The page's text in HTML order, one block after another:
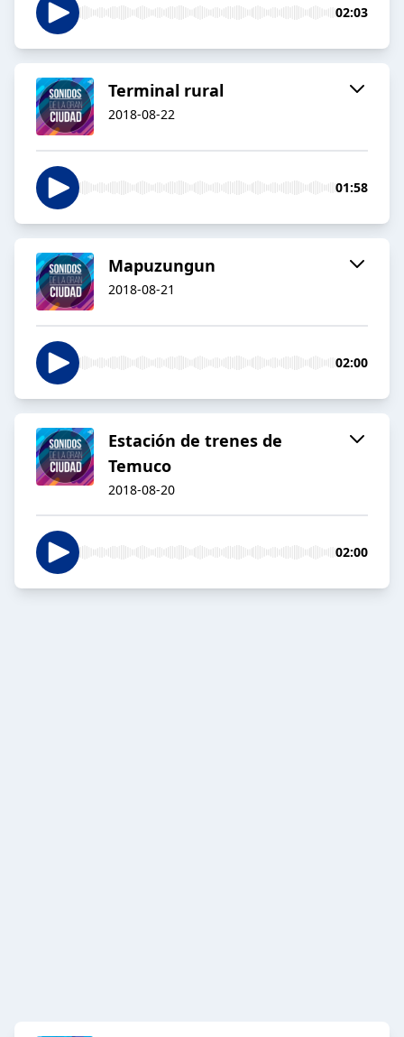
02:03
Terminal rural
2018-08-22
01:58
Mapuzungun
2018-08-21
02:00
Estación de trenes de
Temuco
2018-08-20
02:00